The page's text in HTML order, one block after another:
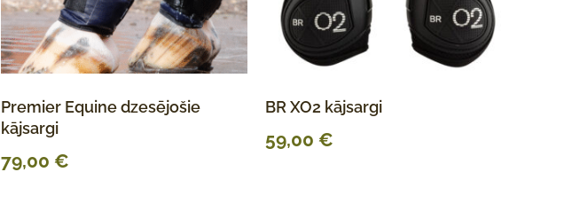
Premier Equine dzesējošie
kājsargi
79,00 €
BR XO2 kājsargi
59,00 €